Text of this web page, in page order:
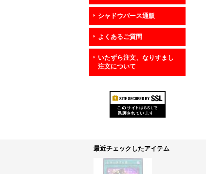
シャドウバース通販
よくあるご質問
いたずら注文、なりすまし
注文について
最近チェックしたアイテム